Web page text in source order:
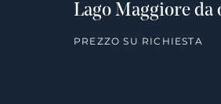
Lago Maggiore da
PREZZO SU RICHIESTA